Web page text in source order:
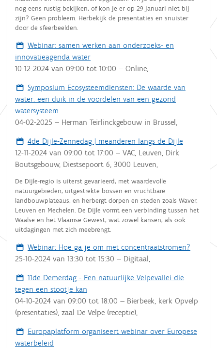
nog eens rustig bekijken, of kon je er op 29 januari niet bij
zijn? Geen probleem. Herbekijk de presentaties en snuister
door de sfeerbeelden.
Webinar: samen werken aan onderzoeks- en
innovatieagenda water
10-12-2024 van 09:00 tot 10:00 — Online
Symposium Ecosysteemdiensten: De waarde van
water: een duik in de voordelen van een gezond
watersysteem
04-02-2025 — Herman Teirlinckgebouw in Brussel
4de Dijle-Zennedag | meanderen langs de Dijle
12-11-2024 van 09:00 tot 17:00 — VAC, Leuven, Dirk
Boutsgebouw, Diestsepoort 6, 3000 Leuven
De Dijle-regio is uiterst gevarieerd, met waardevolle
natuurgebieden, uitgestrekte bossen en vruchtbare
landbouwplateaus, en herbergt dorpen en steden zoals Waver,
Leuven en Mechelen. De Dijle vormt een verbinding tussen het
Waalse en het Vlaamse Gewest, wat zowel kansen, als ook
uitdagingen met zich meebrengt.
Webinar: Hoe ga je om met concentraatstromen?
25-10-2024 van 13:30 tot 15:30 — Digitaal
11de Demerdag - Een natuurlijke Velpevallei die
tegen een stootje kan
04-10-2024 van 09:00 tot 18:00 — Bierbeek, kerk Opvelp
(presentaties), zaal De Velpe (receptie)
Europaplatform organiseert webinar over Europese
waterbeleid